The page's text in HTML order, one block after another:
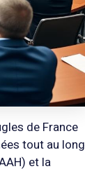
de France
tout au long
et la